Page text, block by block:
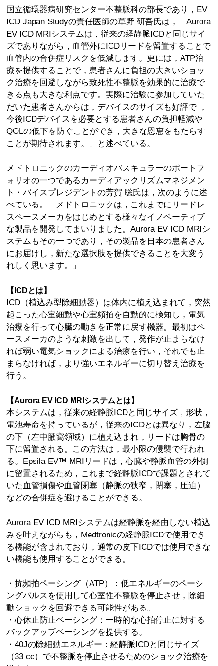
国立循環器病研究センター不整脈科の部長であり，EV
ICD Japan Studyの責任医師の草野 研吾氏は，「Aurora
EV ICD MRIシステムは，従来の経静脈ICDと同じサイ
ズでありながら，血管外にICDリードを留置することで
血管内の合併症リスクを低減します。更には，ATP治
療を提供することで，患者さんに負担の大きいショッ
ク治療を回避しながら致死性不整脈を効果的に治療で
きる点も大きな利点です。実際に治験に参加していた
だいた患者さんからは，デバイスのサイズも好評で ，
今後ICDデバイスを必要とする患者さんの負担軽減や
QOLの低下を防ぐことができ，大きな恩恵をもたらす
ことが期待されます。」と述べている。
メドトロニックのカーディオバスキュラーのポートフ
ォリオの一つであるカーディアックリズムマネジメン
ト・バイスプレジデントの芳賀 聡氏は，次のように述
べている。「メドトロニックは，これまでにリードレ
スペースメーカをはじめとする様々なイノベーティブ
な製品を開発してまいりました。Aurora EV ICD MRIシ
ステムもその一つであり，その製品を日本の患者さん
にお届けし，新たな選択肢を提供できることを大変う
れしく思います。」
【ICDとは】
ICD（植込み型除細動器）は体内に植え込まれて，突然
起こった心室細動や心室頻拍を自動的に検知し，電気
治療を行って心臓の動きを正常に戻す機器。最初はペ
ースメーカのような刺激を出して，発作が止まらなけ
れば弱い電気ショックによる治療を行い，それでも止
まらなければ，より強いエネルギーに切り替え治療を
行う。
【Aurora EV ICD MRIシステムとは】
本システムは，従来の経静脈ICDと同じサイズ，形状，
電池寿命を持っているが，従来のICDとは異なり，左脇
の下（左中腋窩領域）に植え込まれ，リードは胸骨の
下に留置される。この方法は，最小限の侵襲で行われ
る。Epsila EV™ MRIリードは，心臓や静脈血管の外側
に留置されるため，これまで経静脈ICDで課題とされて
いた血管損傷や血管閉塞（静脈の狭窄，閉塞，圧迫）
などの合併症を避けることができる。
Aurora EV ICD MRIシステムは経静脈を経由しない植込
みを叶えながらも，Medtronicの経静脈ICDで使用でき
る機能が含まれており，通常の皮下ICDでは使用できな
い機能も使用することができる。
・抗頻拍ペーシング（ATP）：低エネルギーのペーシ
ングパルスを使用して心室性不整脈を停止させ，除細
動ショックを回避できる可能性がある。
・心休止防止ペーシング：一時的な心拍停止に対する
バックアップペーシングを提供する。
・40Jの除細動エネルギー：経静脈ICDと同じサイズ
（33 cc）で不整脈を停止させるためのショック治療を